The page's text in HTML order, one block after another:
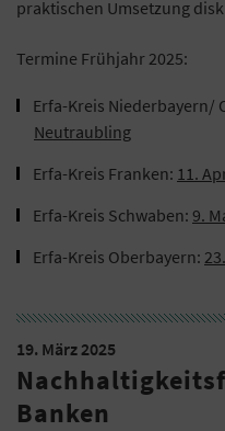
praktischen Umsetzung
Termine Frühjahr 2025:
Erfa-Kreis Niederbayern/
Neutraubling
Erfa-Kreis Franken: 11.
Erfa-Kreis Schwaben: 9.
Erfa-Kreis Oberbayern:
19. März 2025
Banken